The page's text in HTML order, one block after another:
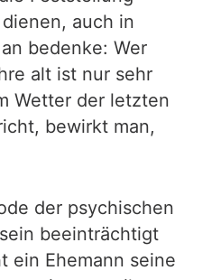
auch in
bedenke: Wer
alt ist nur sehr
Wetter der letzten
bewirkt man,
der psychischen
beeinträchtigt
ein Ehemann seine